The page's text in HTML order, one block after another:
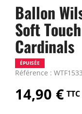
Ballon
Soft
Cardinals
Référence : WTF1533
ÉPUISÉE
14,90 € TTC